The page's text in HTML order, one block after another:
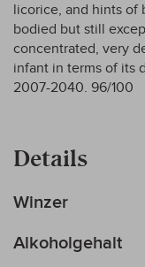
licorice, and hints of
bodied but still
concentrated, very
infant in terms of its
2007-2040. 96/100
Details
Mehr
Winzer
Alkoholgehalt